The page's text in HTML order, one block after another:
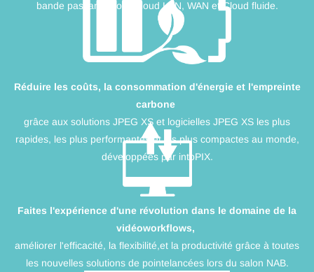
bande passante pour Cloud LAN, WAN et Cloud fluide.
Réduire les coûts, la consommation d'énergie et l'empreinte
carbone
grâce aux solutions JPEG XS et logicielles JPEG XS les plus
rapides, les plus performantes et les plus compactes au monde,
développées par intoPIX.
Faites l'expérience d'une révolution dans le domaine de la
vidéoworkflows,
améliorer l'efficacité, la flexibilité,et la productivité grâce à toutes
les nouvelles solutions de pointelancées lors du salon NAB.